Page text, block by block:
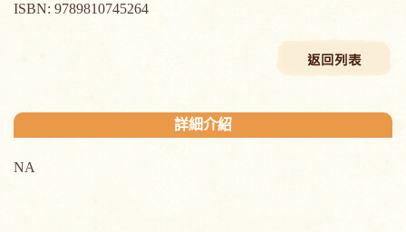
ISBN: 9789810745264
詳細介紹
NA